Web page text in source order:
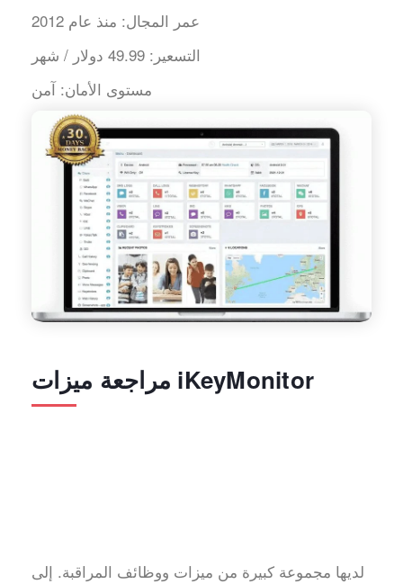
عمر المجال: منذ عام 2012
التسعير:
مستوى الأمان: آمن
مراجعة ميزات iKeyMonitor
لديها مجموعة كبيرة من ميزات ووظائف المراقبة. إلى